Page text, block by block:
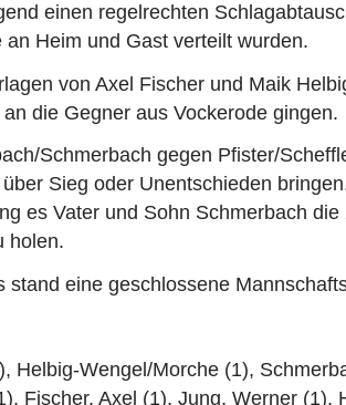
einen regelrechten
Heim und Gast verteilt wurden.
von Axel Fischer und Maik
die Gegner aus Vockerode gingen.
Schmerbach gegen Pfister/
Sieg oder Unentschieden
es Vater und Sohn Schmerbach die
holen.
stand eine geschlossene
Helbig-Wengel/Morche (1), S
Fischer, Axel (1), Jung, Werner (1),